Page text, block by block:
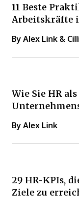
11 Beste
Arbeitskräfte
By Alex Link &
Wie Sie HR
By Alex Link
29 HR-KPIs,
Ziele zu